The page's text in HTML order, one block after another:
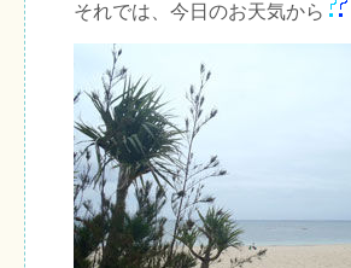
それでは、今日のお天気から